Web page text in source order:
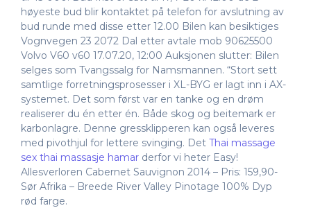
høyeste bud blir kontaktet på telefon for avslutning av
bud runde med disse etter 12.00 Bilen kan besiktiges
Vognvegen 23 2072 Dal etter avtale mob 90625500
Volvo V60 v60 17.07.20, 12:00 Auksjonen slutter: Bilen
selges som Tvangssalg for Namsmannen. “Stort sett
samtlige forretningsprosesser i XL-BYG er lagt inn i AX-
systemet. Det som først var en tanke og en drøm
realiserer du én etter én. Både skog og beitemark er
karbonlagre. Denne gressklipperen kan også leveres
med pivothjul for lettere svinging. Det Thai massage
sex thai massasje hamar derfor vi heter Easy!
Allesverloren Cabernet Sauvignon 2014 – Pris: 159,90-
Sør Afrika – Breede River Valley Pinotage 100% Dyp
rød farge.